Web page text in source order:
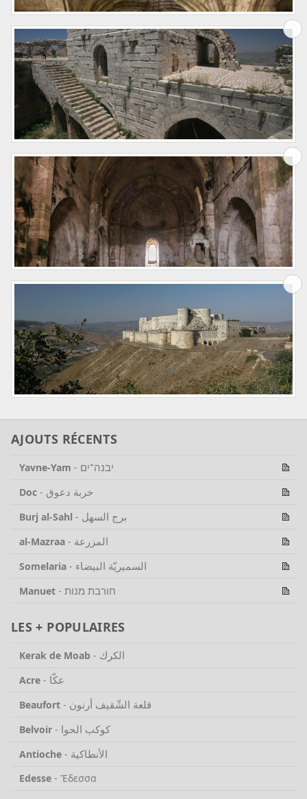
AJOUTS RÉCENTS
Yavne-Yam - יבנה־ים
Doc - خربة دعوق
Burj al-Sahl - برج السهل
al-Mazraa - المزرعة
Somelaria - السميريّة البيضاء
Manuet - חורבת מנות
LES + POPULAIRES
Kerak de Moab - الكرك
Acre - عكّا
Beaufort - قلعة الشّقيف أرنون
Belvoir - كوكب الحوا
Antioche - الأنطاكية
Edesse - Ἔδεσσα